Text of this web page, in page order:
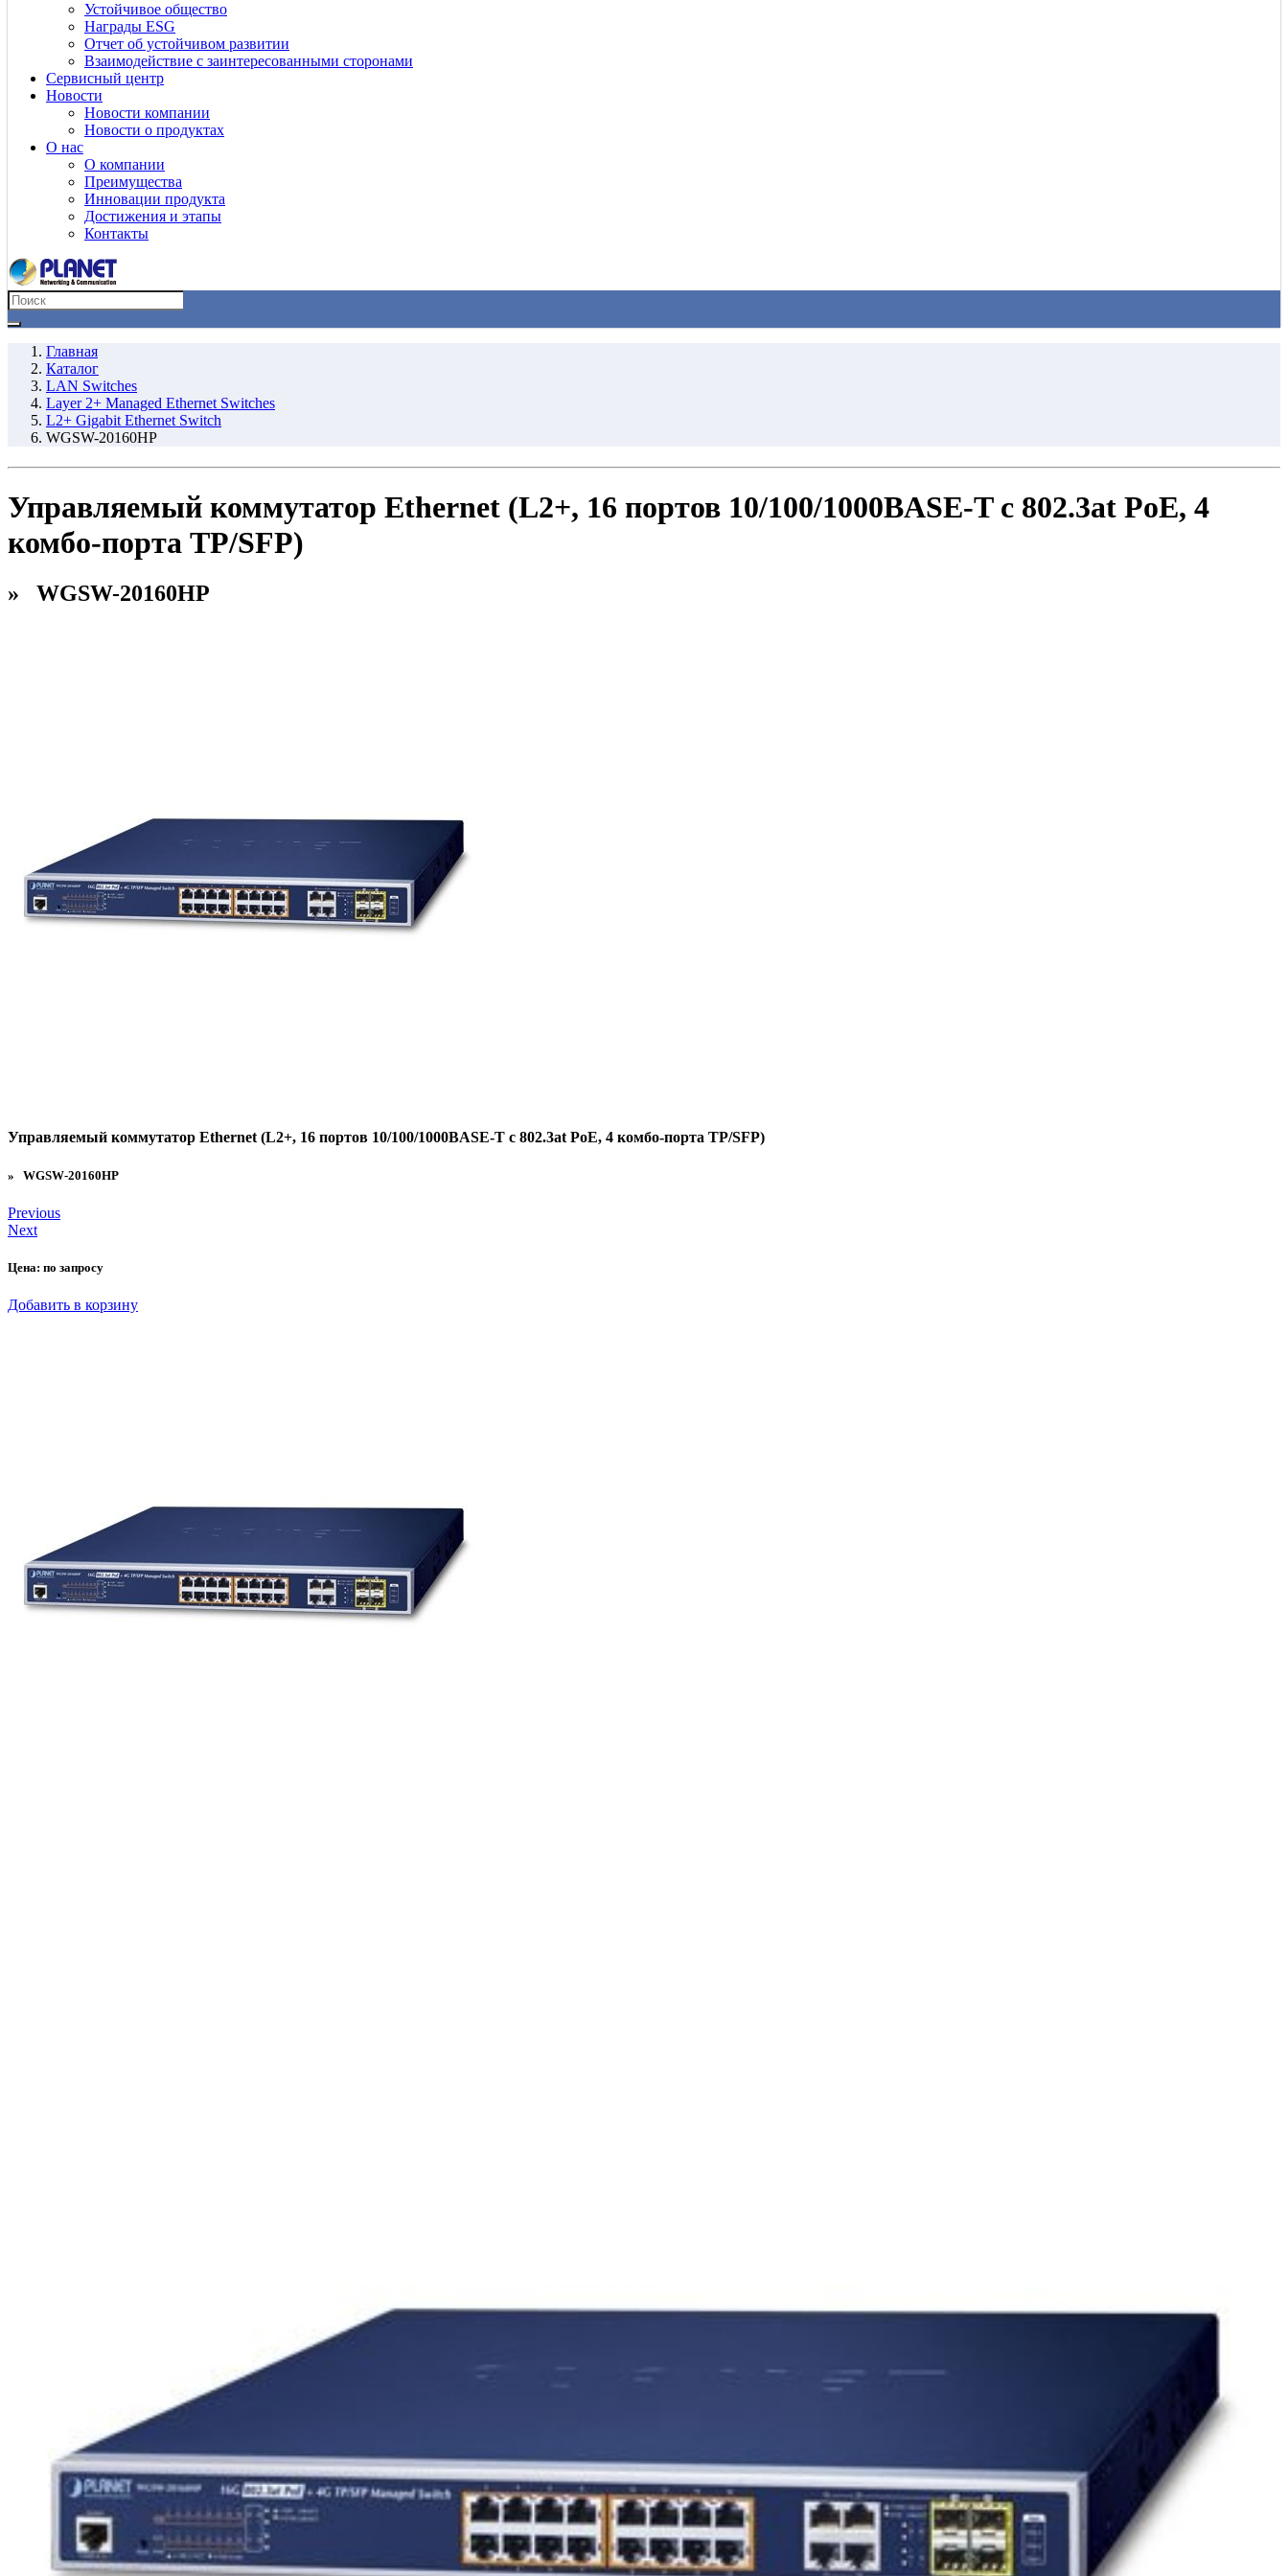
Устойчивое общество
Награды ESG
Отчет об устойчивом развитии
Взаимодействие с заинтересованными сторонами
Сервисный центр
Новости
Новости компании
Новости о продуктах
О нас
О компании
Преимущества
Инновации продукта
Достижения и этапы
Контакты
Главная
Каталог
LAN Switches
Layer 2+ Managed Ethernet Switches
L2+ Gigabit Ethernet Switch
WGSW-20160HP
Управляемый коммутатор Ethernet (L2+, 16 портов 10/100/1000BASE-T с 802.3at PoE, 4
комбо-порта TP/SFP)
» WGSW-20160HP
Управляемый коммутатор Ethernet (L2+, 16 портов 10/100/1000BASE-T с 802.3at PoE, 4 комбо-порта TP/SFP)
» WGSW-20160HP
Previous
Next
Цена: по запросу
Добавить в корзину